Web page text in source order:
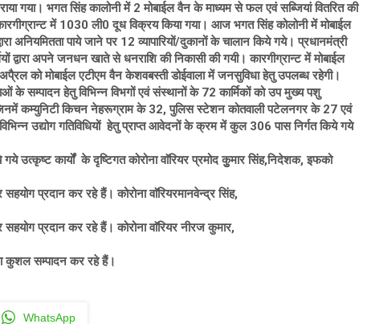
गया। भगत सिंह कालोनी में 2 मोबाईल वैन के माध्यम से फल एवं सब्जियां वितरित की
में 1030 ली0 दूध विक्रय किया गया। आज भगत सिंह कोलोनी में मोबाईल
अनियमितता पाये जाने पर 12 व्यापारियों/दुकानों के चालान किये गये। प्रधानमंत्री
द्वारा अपने जनधन खाते से धनराशि की निकासी की गयी। कारगीग्रान्ट में मोबाईल
को मोबाईल एटीएम वैन केशवबस्ती डोईवाला में जनसुविधा हेतु उपलब्ध रहेगी।
के सम्पादन हेतु विभिन्न विभगों एवं संस्थानों के 72 कार्मिकों को उप मुख्य पशु
जिनमें कम्युनिटी किचन नेहरूग्राम के 32, पुलिस स्टेशन कोतवाली पटेलनगर के 27 एवं
उद्योग गतिविधियों हेतु प्राप्त आवेदनों के क्रम में कुल 306 पास निर्गत किये गये
गये उत्कृष्ट कार्यों के दृष्टिगत कोरोना वाॅरियर प्रमोद कुुमार सिंह,निदेशक, इफको
प्रदान कर रहे हैं। कोरोना वाॅरियरमानवेन्द्र सिंह,
प्रदान कर रहे हैं। कोरोना वाॅरियर नीरज कुमार,
कुशल सम्पादन कर रहे हैं।
WhatsApp